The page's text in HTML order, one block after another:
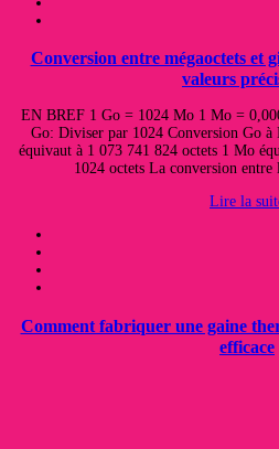
Conversion entre mégaoctets et
valeurs
EN BREF 1 Go = 1024 Mo 1 Mo =
Go: Diviser par 1024 Conversion Go
équivaut à 1 073 741 824 octets 1 Mo
1024 octets La conversion
Lire la
Comment fabriquer une gaine
efficace